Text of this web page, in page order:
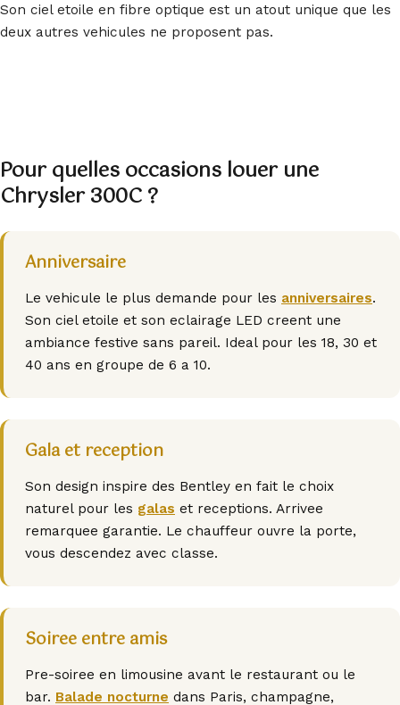
Son ciel etoile en fibre optique est un atout unique que les
deux autres vehicules ne proposent pas.
Pour quelles occasions louer une
Chrysler 300C ?
Anniversaire
Le vehicule le plus demande pour les anniversaires.
Son ciel etoile et son eclairage LED creent une
ambiance festive sans pareil. Ideal pour les 18, 30 et
40 ans en groupe de 6 a 10.
Gala et reception
Son design inspire des Bentley en fait le choix
naturel pour les galas et receptions. Arrivee
remarquee garantie. Le chauffeur ouvre la porte,
vous descendez avec classe.
Soiree entre amis
Pre-soiree en limousine avant le restaurant ou le
bar. Balade nocturne dans Paris, champagne,